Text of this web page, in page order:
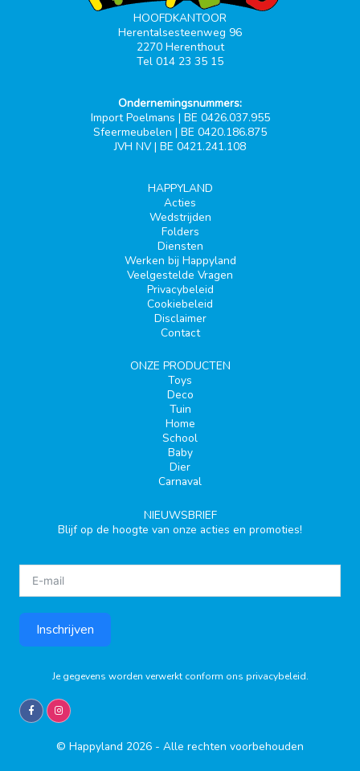
HOOFDKANTOOR
Herentalsesteenweg 96
2270 Herenthout
Tel 014 23 35 15
Ondernemingsnummers:
Import Poelmans | BE 0426.037.955
Sfeermeubelen | BE 0420.186.875
JVH NV | BE 0421.241.108
HAPPYLAND
Acties
Wedstrijden
Folders
Diensten
Werken bij Happyland
Veelgestelde Vragen
Privacybeleid
Cookiebeleid
Disclaimer
Contact
ONZE PRODUCTEN
Toys
Deco
Tuin
Home
School
Baby
Dier
Carnaval
NIEUWSBRIEF
Blijf op de hoogte van onze acties en promoties!
Inschrijven
Je gegevens worden verwerkt conform ons privacybeleid.
© Happyland 2026 - Alle rechten voorbehouden